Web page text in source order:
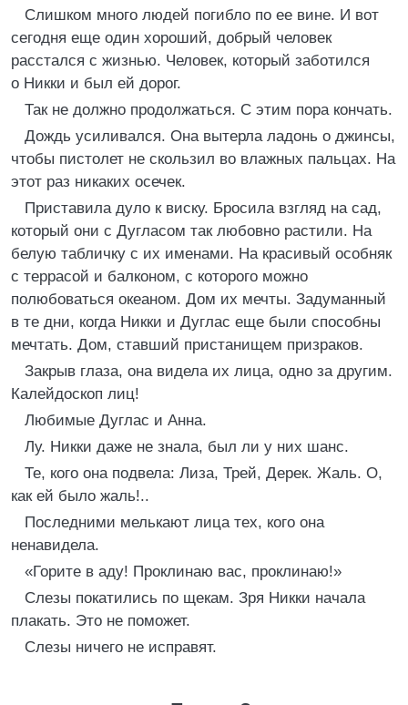
Слишком много людей погибло по ее вине. И вот
сегодня еще один хороший, добрый человек
расстался с жизнью. Человек, который заботился
о Никки и был ей дорог.
Так не должно продолжаться. С этим пора кончать.
Дождь усиливался. Она вытерла ладонь о джинсы,
чтобы пистолет не скользил во влажных пальцах. На
этот раз никаких осечек.
Приставила дуло к виску. Бросила взгляд на сад,
который они с Дугласом так любовно растили. На
белую табличку с их именами. На красивый особняк
с террасой и балконом, с которого можно
полюбоваться океаном. Дом их мечты. Задуманный
в те дни, когда Никки и Дуглас еще были способны
мечтать. Дом, ставший пристанищем призраков.
Закрыв глаза, она видела их лица, одно за другим.
Калейдоскоп лиц!
Любимые Дуглас и Анна.
Лу. Никки даже не знала, был ли у них шанс.
Те, кого она подвела: Лиза, Трей, Дерек. Жаль. О,
как ей было жаль!..
Последними мелькают лица тех, кого она
ненавидела.
«Горите в аду! Проклинаю вас, проклинаю!»
Слезы покатились по щекам. Зря Никки начала
плакать. Это не поможет.
Слезы ничего не исправят.